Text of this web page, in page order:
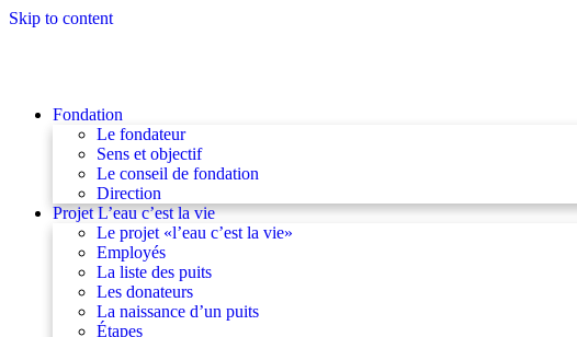
Skip to content
Fondation
Le fondateur
Sens et objectif
Le conseil de fondation
Direction
Projet L’eau c’est la vie
Le projet «l’eau c’est la vie»
Employés
La liste des puits
Les donateurs
La naissance d’un puits
Étapes